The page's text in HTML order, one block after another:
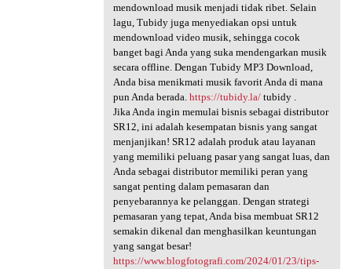
mendownload musik menjadi tidak ribet. Selain
lagu, Tubidy juga menyediakan opsi untuk
mendownload video musik, sehingga cocok
banget bagi Anda yang suka mendengarkan musik
secara offline. Dengan Tubidy MP3 Download,
Anda bisa menikmati musik favorit Anda di mana
pun Anda berada. https://tubidy.la/tubidy .
Jika Anda ingin memulai bisnis sebagai distributor
SR12, ini adalah kesempatan bisnis yang sangat
menjanjikan! SR12 adalah produk atau layanan
yang memiliki peluang pasar yang sangat luas, dan
Anda sebagai distributor memiliki peran yang
sangat penting dalam pemasaran dan
penyebarannya ke pelanggan. Dengan strategi
pemasaran yang tepat, Anda bisa membuat SR12
semakin dikenal dan menghasilkan keuntungan
yang sangat besar!
https://www.blogfotografi.com/2024/01/23/tips-